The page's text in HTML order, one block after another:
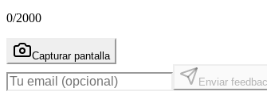
0/2000
Capturar pantalla
Enviar